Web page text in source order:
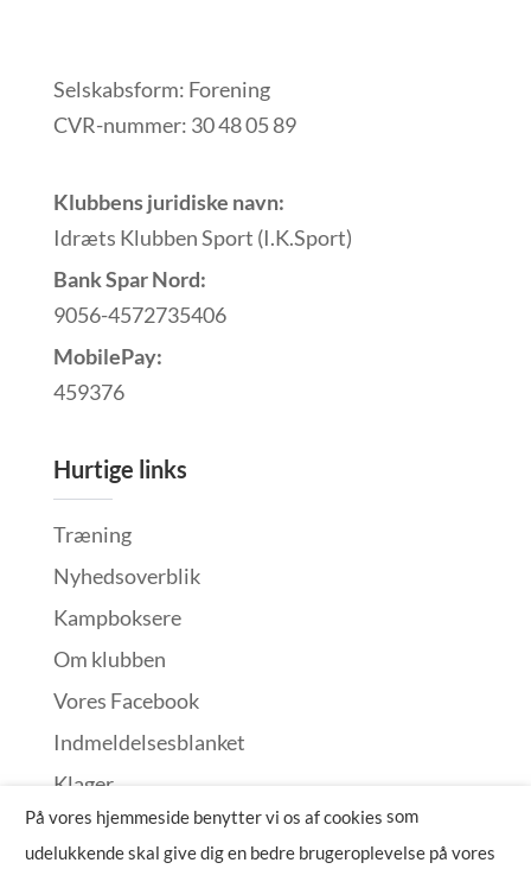
Selskabsform: Forening
CVR-nummer: 30 48 05 89
Klubbens juridiske navn:
Idræts Klubben Sport (I.K.Sport)
Bank Spar Nord:
9056-4572735406
MobilePay:
459376
Hurtige links
Træning
Nyhedsoverblik
Kampboksere
Om klubben
Vores Facebook
Indmeldelsesblanket
Klager
På vores hjemmeside benytter vi os af cookies som
udelukkende skal give dig en bedre brugeroplevelse på vores